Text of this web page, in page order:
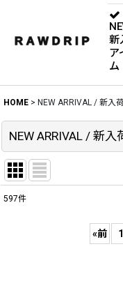
新
ア
ム
HOME > NEW ARRIVAL / 新入
NEW ARRIVAL / 新入
597件
«前 1